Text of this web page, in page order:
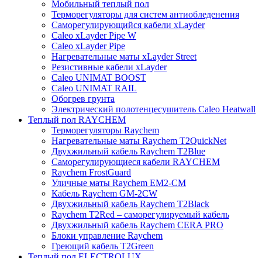
Мобильный теплый пол
Терморегуляторы для систем антиобледенения
Саморегулирующийся кабели xLayder
Caleo xLayder Pipe W
Caleo xLayder Pipe
Нагревательные маты xLayder Street
Резистивные кабели xLayder
Caleo UNIMAT BOOST
Caleo UNIMAT RAIL
Обогрев грунта
Электрический полотенцесушитель Caleo Heatwall
Теплый пол RAYCHEM
Терморегуляторы Raychem
Нагревательные маты Raychem T2QuickNet
Двухжильный кабель Raychem T2Blue
Саморегулирующиеся кабели RAYCHEM
Raychem FrostGuard
Уличные маты Raychem EM2-CM
Кабель Raychem GM-2CW
Двухжильный кабель Raychem T2Black
Raychem T2Red – саморегулируемый кабель
Двухжильный кабель Raychem CERA PRO
Блоки управление Raychem
Греющий кабель T2Green